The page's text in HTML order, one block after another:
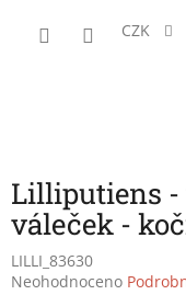
CZK
Lilliputiens
váleček -
LILLI_83630
Průměrné
Neohodnoceno